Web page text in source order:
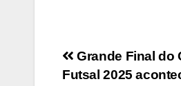
Navegação
Grande Final do
Futsal 2025